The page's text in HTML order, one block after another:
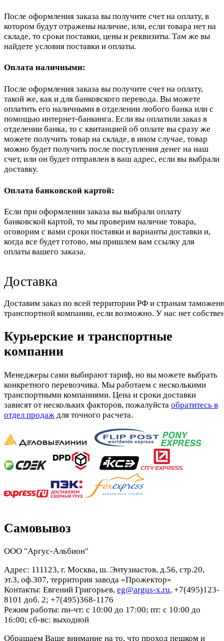
После оформления заказа вы получите счет на оплату, в
котором будут отражены наличие, или, если товара нет на
складе, то сроки поставки, цены и реквизиты. Там же вы
найдете условия поставки и оплаты.
Оплата наличными:
После оформления заказа вы получите счет на оплату,
такой же, как и для банковского перевода. Вы можете
оплатить его наличными в отделении любого банка или с
помощью интернет-банкинга. Если вы оплатили заказ в
отделении банка, то с квитанцией об оплате вы сразу же
можете получить товар на складе, в ином случае, товар
можно будет получить после поступления денег на наш
счет, или он будет отправлен в ваш адрес, если вы выбрали
доставку.
Оплата банковской картой:
Если при оформлении заказа вы выбрали оплату
банковской картой, то мы проверим наличие товара,
оговорим с вами сроки поставки и варианты доставки и,
когда все будет готово, мы пришлем вам ссылку для
оплаты вашего заказа.
Доставка
Доставим заказ по всей территории РФ и странам
транспортной компании, если возможно. У нас нет
Курьерские и транспортные
компании
Менеджеры сами выбирают тариф, но вы можете выбрать
конкретного перевозчика. Мы работаем с несколькими
транспортными компаниями. Цена и сроки доставки
зависят от нескольких факторов, пожалуйста обратитесь в
отдел продаж для точного расчета.
Самовывоз
ООО "Аргус-Альбион"
Адрес: 111123, г. Москва, ш. Энтузиастов, д.56, стр.20,
эт.3, оф.307, территория завода «Прожектор»
Контакты: Евгений Григорьев, eg@argus-x.ru, +7(495)123-
8101 доб. 2; +7(495)368-1176
Режим работы: пн-чт: с 10:00 до 17:00; пт: с 10:00 до
16:00; сб-вс: выходной
Обращаем Ваше внимание на то, что проход пешком и